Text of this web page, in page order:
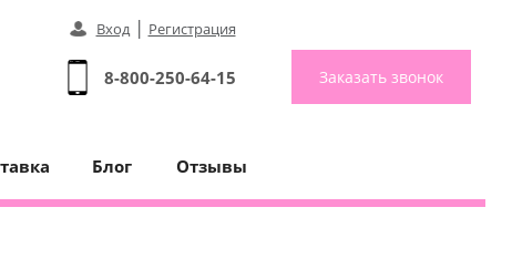
8-800-250-64-15
Вход| Регистрация
Заказать звонок
Блог Отзывы